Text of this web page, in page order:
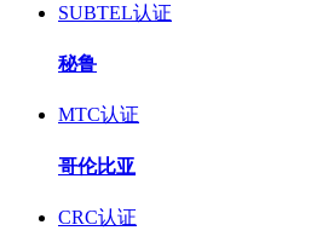
SUBTEL认证
秘鲁
MTC认证
哥伦比亚
CRC认证